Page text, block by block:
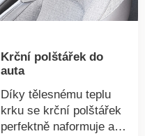
Krční polštářek do
auta
Díky tělesnému teplu
krku se krční polštářek
perfektně naformuje a